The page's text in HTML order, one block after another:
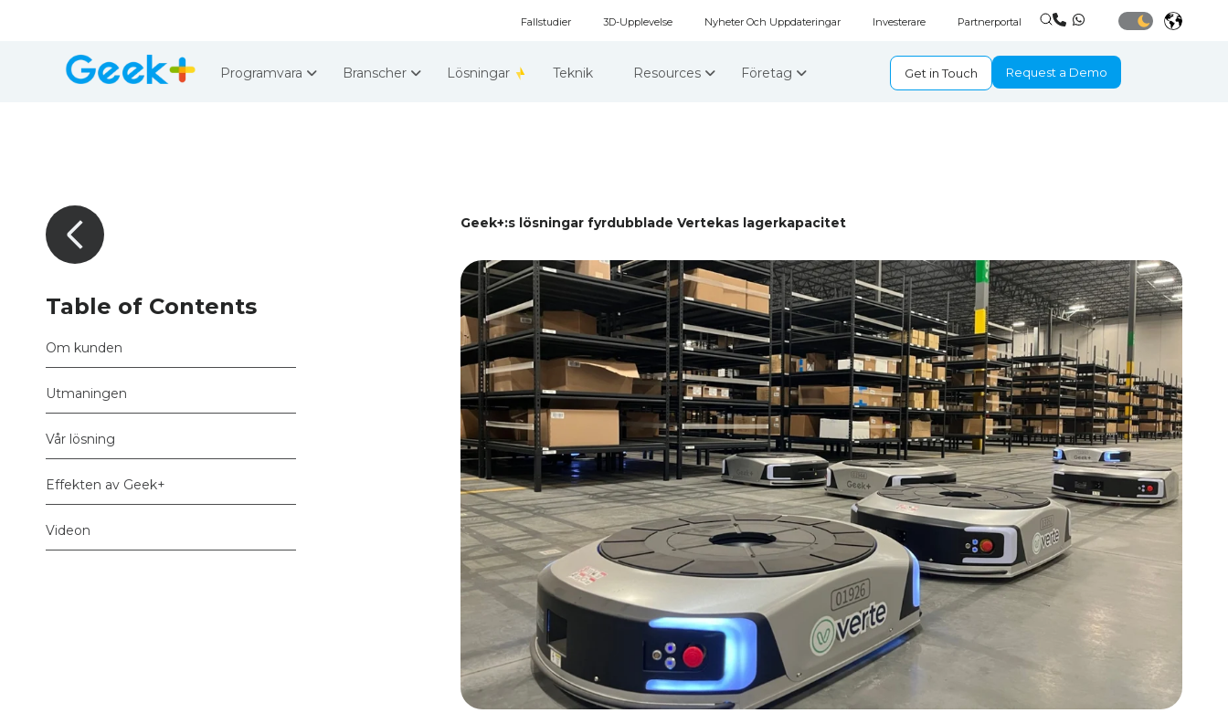
Fallstudier 3D-Upplevelse Nyheter Och Uppdateringar Investerare Partnerportal
Programvara Branscher Lösningar Teknik Resources Företag Get in Touch Request a Demo
Table of Contents
Om kunden
Utmaningen
Vår lösning
Effekten av Geek+
Videon
Geek+:s lösningar fyrdubblade Vertekas lagerkapacitet